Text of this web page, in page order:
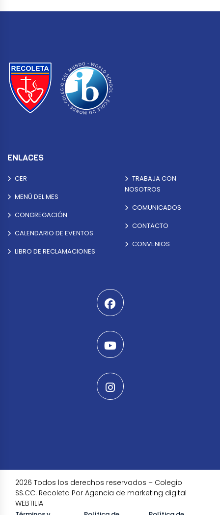
ENLACES
CER
MENÚ DEL MES
CONGREGACIÓN
CALENDARIO DE EVENTOS
LIBRO DE RECLAMACIONES
TRABAJA CON
NOSOTROS
COMUNICADOS
CONTACTO
CONVENIOS
2026 Todos los derechos reservados – Colegio
SS.CC. Recoleta Por Agencia de marketing digital
WEBTILIA